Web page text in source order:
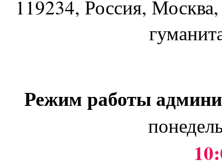
119234, Россия,
Режим работы